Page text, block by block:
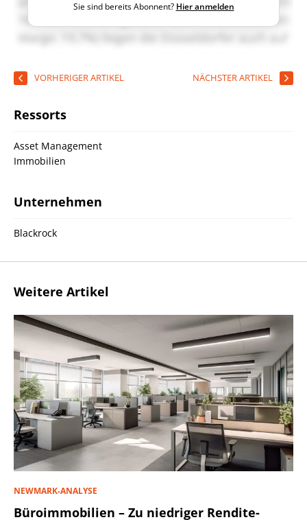
Sie sind bereits Abonnent? Hier anmelden
VORHERIGER ARTIKEL NÄCHSTER ARTIKEL
Ressorts
Asset Management
Immobilien
Unternehmen
Blackrock
Weitere Artikel
NEWMARK-ANALYSE
Büroimmobilien – Zu niedriger Rendite-